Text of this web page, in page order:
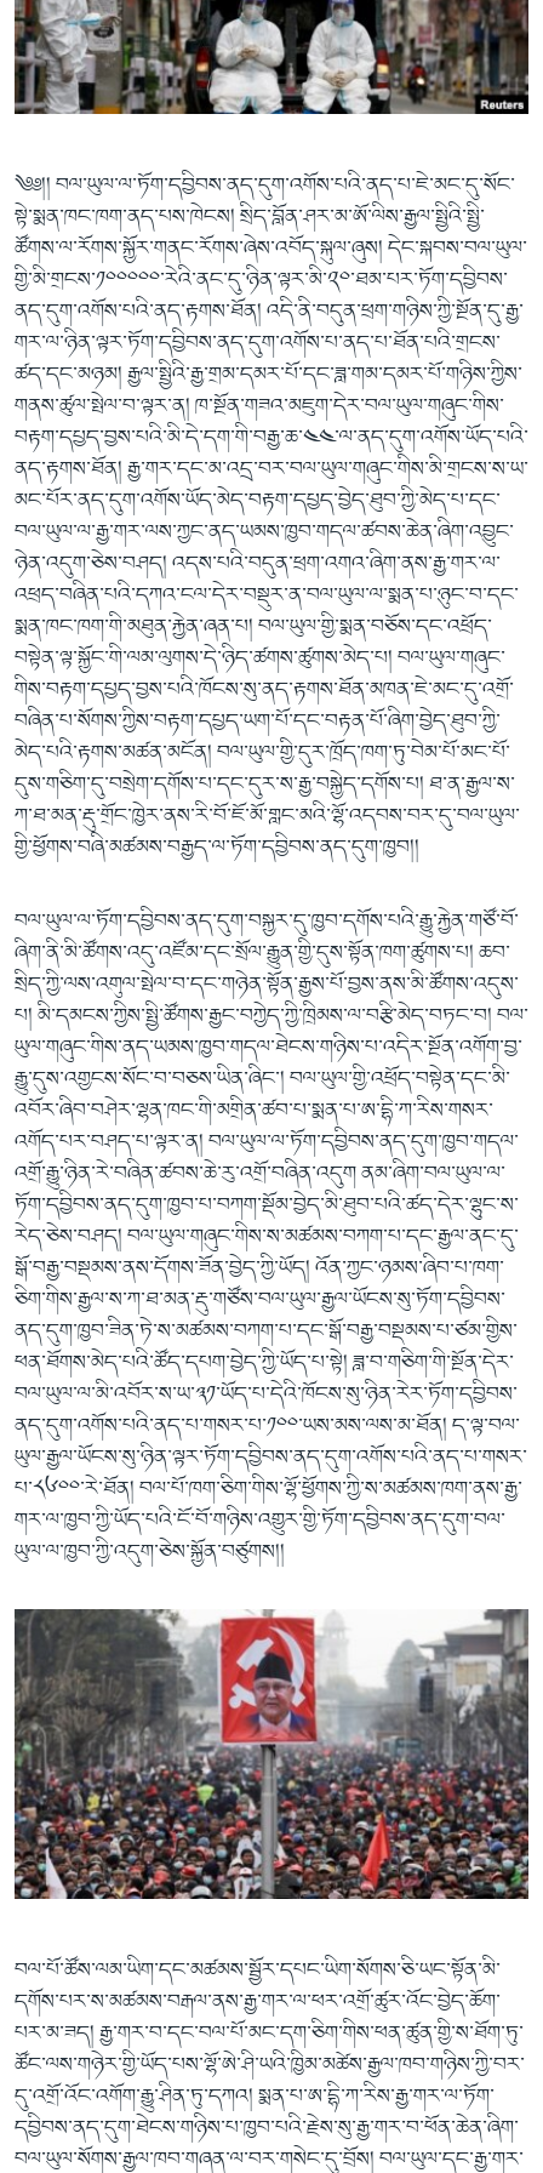
འཚོལ་
ཞིབ་
ལ་
བསྐྱོད།
དྲ་བརྙན་གསར་འགྱུར།
ཁ་བའི་མི་སྣ།
བུད་མེད་ལེ་ཚན།
ཆབ་སྲིད་བཙོན་པ་ངོ་སྤྲོད།
བགྲོ་གླེང་མདུན་ལྕོག
བསྐྱར་ཞིབ།
པོ་ཊི་ཁ་སི།
ཕ་ཡུལ་གླེང་སྟེགས།
ཆོས་རིག་ལེ་ཚན།
གཞོན་སྐྱེས་དང་ཤེས་ཡོན།
འཕྲོད་བསྟེན་དང་དོན་ལྡན་གྱི་མི་ཚེ།
གངས་རིའི་བྲག་ཅ།
བུད་མེད།
སོ་ཡ་ལ། བོད་ཀྱི་གླུ་གཞས།
Learning English
རྗེས་འབྲངས།
སྐད་ཡིག
༄༅།། བལ་ཡུལ་ལ་ཏོག་དབྱིབས་ནད་དུག་འགོས་པའི་ནད་པ་ཇེ་མང་དུ་སོང་
སྟེ་སྨན་ཁང་ཁག་ནད་པས་ཁེངས། སྲིད་བློན་ཤར་མ་ཨོ་ལིས་རྒྱལ་སྤྱིའི་སྤྱི་
ཚོགས་ལ་རོགས་སྐྱོར་གནང་རོགས་ཞེས་འབོད་སྐུལ་ཞུས། དེང་སྐབས་བལ་ཡུལ་
གྱི་མི་གྲངས་༡༠༠༠༠༠་རེའི་ནང་དུ་ཉིན་ལྟར་མི་༢༠་ཐམ་པར་ཏོག་དབྱིབས་
ནད་དུག་འགོས་པའི་ནད་རྟགས་ཐོན། འདི་ནི་བདུན་ཕྲག་གཉིས་ཀྱི་སྔོན་དུ་རྒྱ་
གར་ལ་ཉིན་ལྟར་ཏོག་དབྱིབས་ནད་དུག་འགོས་པ་ནད་པ་ཐོན་པའི་གྲངས་
ཚད་དང་མཉམ། རྒྱལ་སྤྱིའི་རྒྱ་གྲམ་དམར་པོ་དང་ཟླ་གམ་དམར་པོ་གཉིས་ཀྱིས་
གནས་ཚུལ་སྤེལ་བ་ལྟར་ན། ཁ་སྔོན་གཟའ་མཇུག་དེར་བལ་ཡུལ་གཞུང་གིས་
བརྟག་དཔྱད་བྱས་པའི་མི་དེ་དག་གི་བརྒྱ་ཆ་༤༤་ལ་ནད་དུག་འགོས་ཡོད་པའི་
ནད་རྟགས་ཐོན། རྒྱ་གར་དང་མ་འདྲ་བར་བལ་ཡུལ་གཞུང་གིས་མི་གྲངས་ས་ཡ་
མང་པོར་ནད་དུག་འགོས་ཡོད་མེད་བརྟག་དཔྱད་བྱེད་ཐུབ་ཀྱི་མེད་པ་དང་
བལ་ཡུལ་ལ་རྒྱ་གར་ལས་ཀྱང་ནད་ཡམས་ཁྱབ་གདལ་ཚབས་ཆེན་ཞིག་འབྱུང་
ཉེན་འདུག་ཅེས་བཤད། འདས་པའི་བདུན་ཕྲག་འགའ་ཞིག་ནས་རྒྱ་གར་ལ་
འཕྲད་བཞིན་པའི་དཀའ་ངལ་དེར་བསྡུར་ན་བལ་ཡུལ་ལ་སྨན་པ་ཉུང་བ་དང་
སྨན་ཁང་ཁག་གི་མཐུན་རྐྱེན་ཞན་པ། བལ་ཡུལ་གྱི་སྨན་བཅོས་དང་འཕྲོད་
བསྟེན་ལྟ་སྐྱོང་གི་ལམ་ལུགས་དེ་ཉིད་ཚགས་ཚུགས་མེད་པ། བལ་ཡུལ་གཞུང་
གིས་བརྟག་དཔྱད་བྱས་པའི་ཁོངས་སུ་ནད་རྟགས་ཐོན་མཁན་ཇེ་མང་དུ་འགྲོ་
བཞིན་པ་སོགས་ཀྱིས་བརྟག་དཔྱད་ཡག་པོ་དང་བརྟན་པོ་ཞིག་བྱེད་ཐུབ་ཀྱི་
མེད་པའི་རྟགས་མཚན་མངོན། བལ་ཡུལ་གྱི་དུར་ཁྲོད་ཁག་ཏུ་བེམ་པོ་མང་པོ་
དུས་གཅིག་དུ་བསྲེག་དགོས་པ་དང་དུར་ས་རྒྱ་བསྐྱེད་དགོས་པ། ཐ་ན་རྒྱལ་ས་
ཀ་ཐ་མན་རྡུ་གྲོང་ཁྱེར་ནས་རི་བོ་ཇོ་མོ་གླང་མའི་ལྷོ་འདབས་བར་དུ་བལ་ཡུལ་
གྱི་ཕྱོགས་བཞི་མཚམས་བརྒྱད་ལ་ཏོག་དབྱིབས་ནད་དུག་ཁྱབ།།
བལ་ཡུལ་ལ་ཏོག་དབྱིབས་ནད་དུག་བསྐྱར་དུ་ཁྱབ་དགོས་པའི་རྒྱུ་རྐྱེན་གཙོ་བོ་
ཞིག་ནི་མི་ཚོགས་འདུ་འཛོམ་དང་སྲོལ་རྒྱུན་གྱི་དུས་སྟོན་ཁག་ཚུགས་པ། ཆབ་
སྲིད་ཀྱི་ལས་འགུལ་སྤེལ་བ་དང་གཉེན་སྟོན་རྒྱས་པོ་བྱས་ནས་མི་ཚོགས་འདུས་
པ། མི་དམངས་ཀྱིས་སྤྱི་ཚོགས་རྒྱང་བཀྱེད་ཀྱི་ཁྲིམས་ལ་བརྩི་མེད་བཏང་བ། བལ་
ཡུལ་གཞུང་གིས་ནད་ཡམས་ཁྱབ་གདལ་ཐེངས་གཉིས་པ་འདིར་སྔོན་འགོག་བྱ་
རྒྱུ་དུས་འགྱངས་སོང་བ་བཅས་ཡིན་ཞིང་། བལ་ཡུལ་གྱི་འཕྲོད་བསྟེན་དང་མི་
འབོར་ཞིབ་བཤེར་ལྷན་ཁང་གི་མགྲིན་ཚབ་པ་སྨན་པ་ཨ་དྷི་ཀ་རིས་གསར་
འགོད་པར་བཤད་པ་ལྟར་ན། བལ་ཡུལ་ལ་ཏོག་དབྱིབས་ནད་དུག་ཁྱབ་གདལ་
འགྲོ་རྒྱུ་ཉིན་རེ་བཞིན་ཚབས་ཆེ་རུ་འགྲོ་བཞིན་འདུག ནམ་ཞིག་བལ་ཡུལ་ལ་
ཏོག་དབྱིབས་ནད་དུག་ཁྱབ་པ་བཀག་སྡོམ་བྱེད་མི་ཐུབ་པའི་ཚད་དེར་ལྷུང་ས་
རེད་ཅེས་བཤད། བལ་ཡུལ་གཞུང་གིས་ས་མཚམས་བཀག་པ་དང་རྒྱལ་ནང་དུ་
སྒོ་བརྒྱ་བསྡམས་ནས་དོགས་ཟོན་བྱེད་ཀྱི་ཡོད། འོན་ཀྱང་ཉམས་ཞིབ་པ་ཁག་
ཅིག་གིས་རྒྱལ་ས་ཀ་ཐ་མན་རྡུ་གཙོས་བལ་ཡུལ་རྒྱལ་ཡོངས་སུ་ཏོག་དབྱིབས་
ནད་དུག་ཁྱབ་ཟིན་ཏེ་ས་མཚམས་བཀག་པ་དང་སྒོ་བརྒྱ་བསྡམས་པ་ཙམ་གྱིས་
ཕན་ཐོགས་མེད་པའི་ཚོད་དཔག་བྱེད་ཀྱི་ཡོད་པ་སྟེ། ཟླ་བ་གཅིག་གི་སྔོན་དེར་
བལ་ཡུལ་ལ་མི་འབོར་ས་ཡ་༣༡་ཡོད་པ་དེའི་ཁོངས་སུ་ཉིན་རེར་ཏོག་དབྱིབས་
ནད་དུག་འགོས་པའི་ནད་པ་གསར་པ་༡༠༠་ཡས་མས་ལས་མ་ཐོན། ད་ལྟ་བལ་
ཡུལ་རྒྱལ་ཡོངས་སུ་ཉིན་ལྟར་ཏོག་དབྱིབས་ནད་དུག་འགོས་པའི་ནད་པ་གསར་
པ་༨༦༠༠་རེ་ཐོན། བལ་པོ་ཁག་ཅིག་གིས་ལྷོ་ཕྱོགས་ཀྱི་ས་མཚམས་ཁག་ནས་རྒྱ་
གར་ལ་ཁྱབ་ཀྱི་ཡོད་པའི་ངོ་བོ་གཉིས་འགྱུར་གྱི་ཏོག་དབྱིབས་ནད་དུག་བལ་
ཡུལ་ལ་ཁྱབ་ཀྱི་འདུག་ཅེས་སྐྱོན་བཙུགས།།
བལ་པོ་ཚོས་ལམ་ཡིག་དང་མཚམས་སྦྱོར་དཔང་ཡིག་སོགས་ཅི་ཡང་སྟོན་མི་
དགོས་པར་ས་མཚམས་བརྒལ་ནས་རྒྱ་གར་ལ་ཕར་འགྲོ་ཚུར་འོང་བྱེད་ཆོག་
པར་མ་ཟད། རྒྱ་གར་བ་དང་བལ་པོ་མང་དག་ཅིག་གིས་ཕན་ཚུན་གྱི་ས་ཐོག་ཏུ་
ཚོང་ལས་གཉེར་གྱི་ཡོད་པས་ལྷོ་ཨེ་ཤི་ཡའི་ཁྱིམ་མཚེས་རྒྱལ་ཁབ་གཉིས་ཀྱི་བར་
དུ་འགྲོ་འོང་འགོག་རྒྱུ་ཤིན་ཏུ་དཀའ། སྨན་པ་ཨ་དྷི་ཀ་རིས་རྒྱ་གར་ལ་ཏོག་
དབྱིབས་ནད་དུག་ཐེངས་གཉིས་པ་ཁྱབ་པའི་རྗེས་སུ་རྒྱ་གར་བ་ཕོན་ཆེན་ཞིག་
བལ་ཡུལ་སོགས་རྒྱལ་ཁབ་གཞན་ལ་བར་གསེང་དུ་བྲོས། བལ་ཡུལ་དང་རྒྱ་གར་